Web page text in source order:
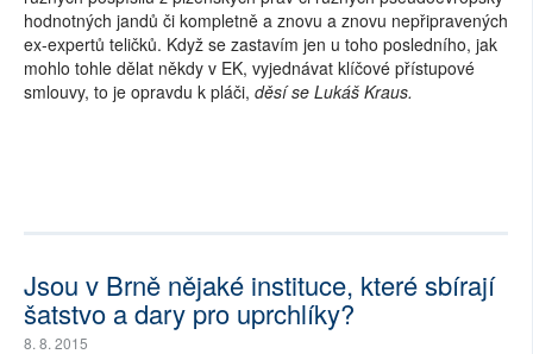
hodnotných jandů či kompletně a znovu a znovu nepřipravených
ex-expertů teličků. Když se zastavím jen u toho posledního, jak
mohlo tohle dělat někdy v EK, vyjednávat klíčové přístupové
smlouvy, to je opravdu k pláči, děsí se Lukáš Kraus.
Jsou v Brně nějaké instituce, které sbírají
šatstvo a dary pro uprchlíky?
8. 8. 2015